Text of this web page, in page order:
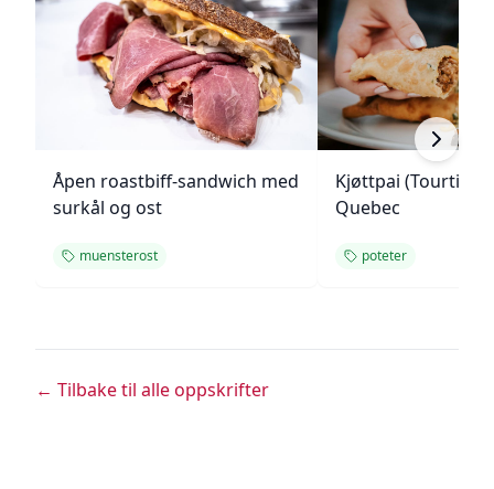
Åpen roastbiff-sandwich med
surkål og ost
muensterost
Kjøttpai
Quebec
poteter
← Tilbake til alle oppskrifter